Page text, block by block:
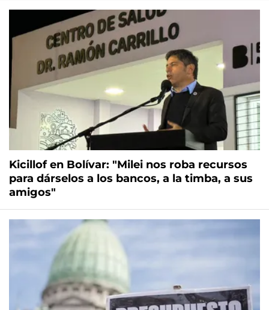
Kicillof en Bolívar: "Milei nos roba recursos
para dárselos a los bancos, a la timba, a sus
amigos"